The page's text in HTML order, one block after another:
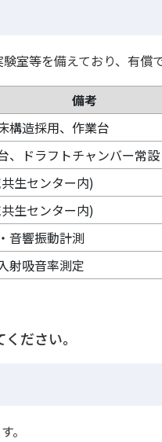
室等を備えており、有償
備考
構造採用、作業台
、ドラフトチャンバー常設
生センター内)
生センター内)
音響振動計測
射吸音率測定
ださい。
。